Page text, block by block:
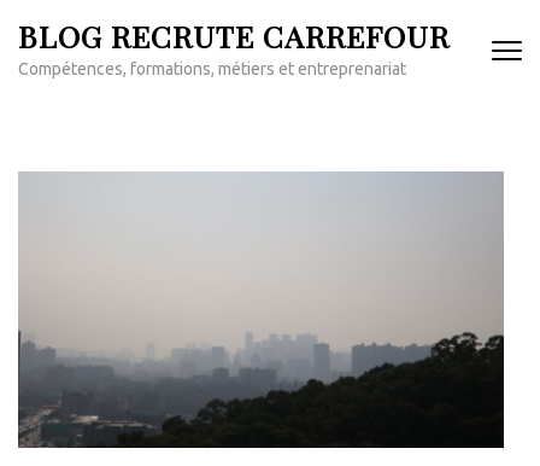
au
contenu
BLOG RECRUTE CARREFOUR
Compétences, formations, métiers et entreprenariat